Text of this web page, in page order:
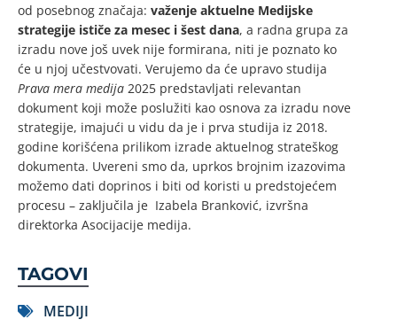
od posebnog značaja: važenje aktuelne Medijske
strategije ističe za mesec i šest dana, a radna grupa za
izradu nove još uvek nije formirana, niti je poznato ko
će u njoj učestvovati. Verujemo da će upravo studija
Prava mera medija 2025 predstavljati relevantan
dokument koji može poslužiti kao osnova za izradu nove
strategije, imajući u vidu da je i prva studija iz 2018.
godine korišćena prilikom izrade aktuelnog strateškog
dokumenta. Uvereni smo da, uprkos brojnim izazovima
možemo dati doprinos i biti od koristi u predstojećem
procesu – zaključila je Izabela Branković, izvršna
direktorka Asocijacije medija.
TAGOVI
MEDIJI